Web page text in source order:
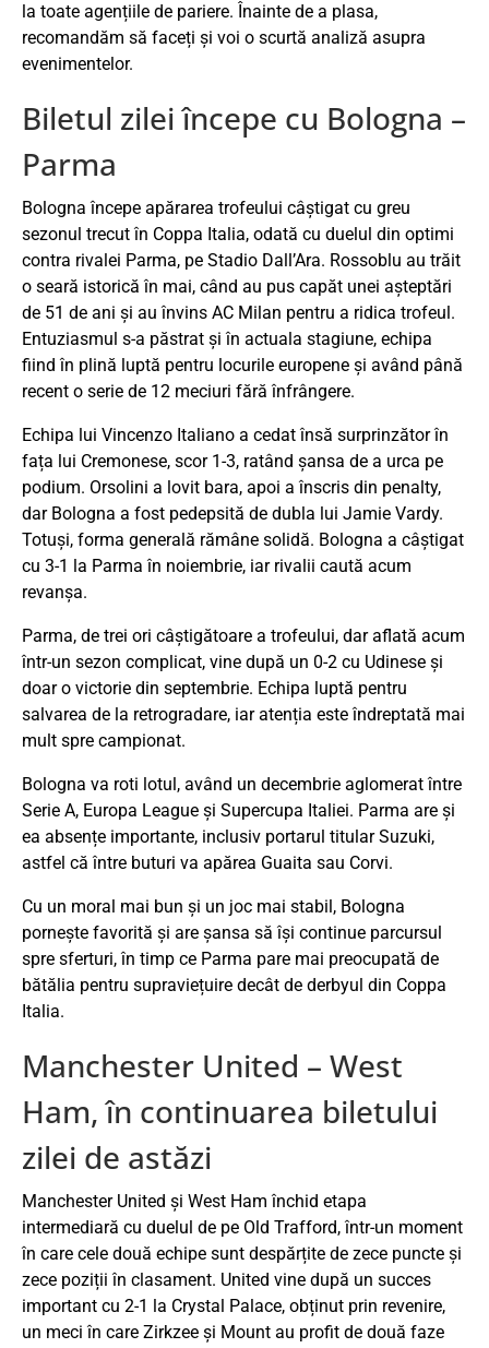
la toate agențiile de pariere. Înainte de a plasa,
recomandăm să faceți și voi o scurtă analiză asupra
evenimentelor.
Biletul zilei începe cu Bologna –
Parma
Bologna începe apărarea trofeului câștigat cu greu
sezonul trecut în Coppa Italia, odată cu duelul din optimi
contra rivalei Parma, pe Stadio Dall’Ara. Rossoblu au trăit
o seară istorică în mai, când au pus capăt unei așteptări
de 51 de ani și au învins AC Milan pentru a ridica trofeul.
Entuziasmul s-a păstrat și în actuala stagiune, echipa
fiind în plină luptă pentru locurile europene și având până
recent o serie de 12 meciuri fără înfrângere.
Echipa lui Vincenzo Italiano a cedat însă surprinzător în
fața lui Cremonese, scor 1-3, ratând șansa de a urca pe
podium. Orsolini a lovit bara, apoi a înscris din penalty,
dar Bologna a fost pedepsită de dubla lui Jamie Vardy.
Totuși, forma generală rămâne solidă. Bologna a câștigat
cu 3-1 la Parma în noiembrie, iar rivalii caută acum
revanșa.
Parma, de trei ori câștigătoare a trofeului, dar aflată acum
într-un sezon complicat, vine după un 0-2 cu Udinese și
doar o victorie din septembrie. Echipa luptă pentru
salvarea de la retrogradare, iar atenția este îndreptată mai
mult spre campionat.
Bologna va roti lotul, având un decembrie aglomerat între
Serie A, Europa League și Supercupa Italiei. Parma are și
ea absențe importante, inclusiv portarul titular Suzuki,
astfel că între buturi va apărea Guaita sau Corvi.
Cu un moral mai bun și un joc mai stabil, Bologna
pornește favorită și are șansa să își continue parcursul
spre sferturi, în timp ce Parma pare mai preocupată de
bătălia pentru supraviețuire decât de derbyul din Coppa
Italia.
Manchester United – West
Ham, în continuarea biletului
zilei de astăzi
Manchester United și West Ham închid etapa
intermediară cu duelul de pe Old Trafford, într-un moment
în care cele două echipe sunt despărțite de zece puncte și
zece poziții în clasament. United vine după un succes
important cu 2-1 la Crystal Palace, obținut prin revenire,
un meci în care Zirkzee și Mount au profit de două faze